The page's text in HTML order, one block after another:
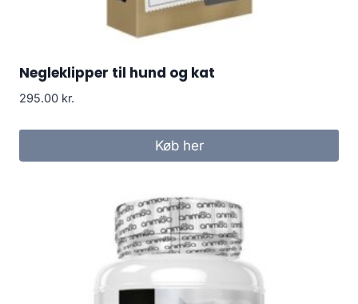
Negleklipper til hund og kat
295.00 kr.
Køb her